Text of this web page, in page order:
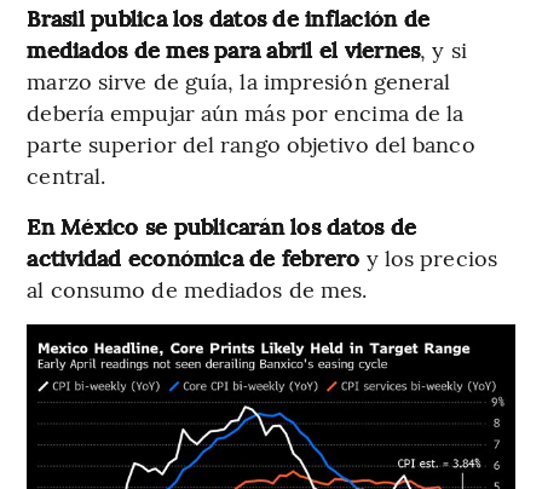
Brasil publica los datos de inflación de
mediados de mes para abril el viernes, y si
marzo sirve de guía, la impresión general
debería empujar aún más por encima de la
parte superior del rango objetivo del banco
central.
En México se publicarán los datos de
actividad económica de febrero y los precios
al consumo de mediados de mes.